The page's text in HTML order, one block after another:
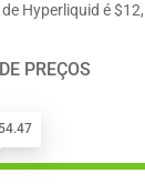
Hyperliquid é
PREÇOS